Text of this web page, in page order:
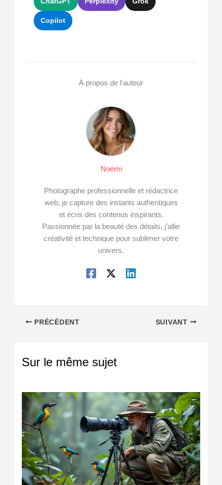
Copilot
À propos de l'auteur
Noémi
Photographe professionnelle et rédactrice
web, je capture des instants authentiques
et écris des contenus inspirants.
Passionnée par la beauté des détails, j'allie
créativité et technique pour sublimer votre
univers.
PRÉCÉDENT SUIVANT
Sur le même sujet